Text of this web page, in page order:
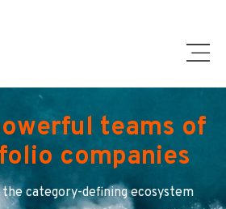
teams of
companies
category-defining ecosystem